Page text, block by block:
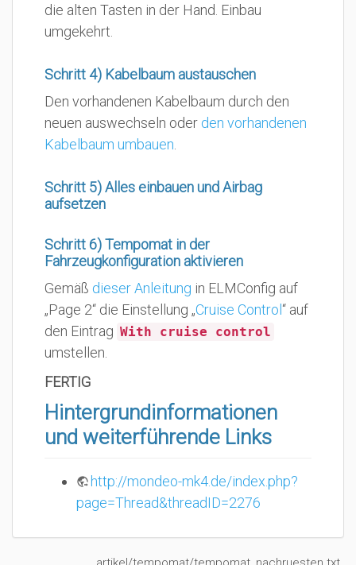
die alten Tasten in der Hand. Einbau
umgekehrt.
Schritt 4) Kabelbaum austauschen
Den vorhandenen Kabelbaum durch den
neuen auswechseln oder den vorhandenen
Kabelbaum umbauen
Schritt 5) Alles einbauen und Airbag
aufsetzen
Schritt 6) Tempomat in der
Fahrzeugkonfiguration aktivieren
Gemäß dieser Anleitung in ELMConfig auf
„Page 2“ die Einstellung „Cruise Control“ auf
den Eintrag With cruise control
umstellen.
FERTIG
Hintergrundinformationen
und weiterführende Links
http://mondeo-mk4.de/index.php?
page=Thread&threadID=2276